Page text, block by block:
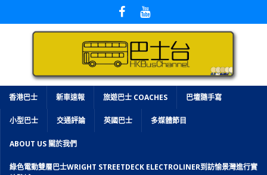
香港巴士 新車速報 旅遊巴士 COACHES 巴壇隨手寫
小型巴士 交通評論 英國巴士 多媒體節目
ABOUT US 關於我們
綠色電動雙層巴士WRIGHT STREETDECK ELECTROLINER到訪愉景灣進行實